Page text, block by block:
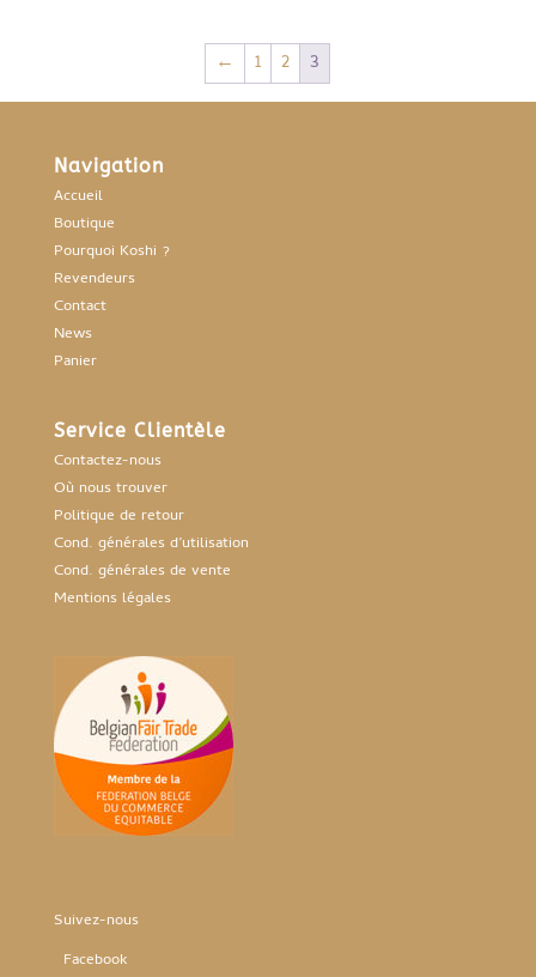
← 1 2 3
Navigation
Accueil
Boutique
Pourquoi Koshi ?
Revendeurs
Contact
News
Panier
Service Clientèle
Contactez-nous
Où nous trouver
Politique de retour
Cond. générales d’utilisation
Cond. générales de vente
Mentions légales
Suivez-nous
Facebook